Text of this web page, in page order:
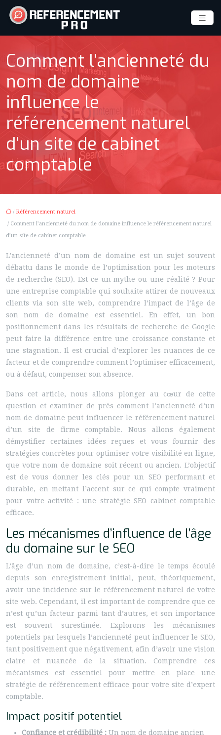
Comment l’ancienneté du
nom de domaine
influence le
référencement naturel
d’un site de cabinet
comptable
/ Référencement naturel
/ Comment l’ancienneté du nom de domaine influence le référencement naturel
d’un site de cabinet comptable
L’ancienneté d’un nom de domaine est un sujet souvent
débattu dans le monde de l’optimisation pour les moteurs
de recherche (SEO). Est-ce un mythe ou une réalité ? Pour
une entreprise comptable qui souhaite attirer de nouveaux
clients via son site web, comprendre l’impact de l’âge de
son nom de domaine est essentiel. En effet, un bon
positionnement dans les résultats de recherche de Google
peut faire la différence entre une croissance constante et
une stagnation. Il est crucial d’explorer les nuances de ce
facteur et de comprendre comment l’optimiser efficacement,
ou à défaut, compenser son absence.
Dans cet article, nous allons plonger au cœur de cette
question et examiner de près comment l’ancienneté d’un
nom de domaine peut influencer le référencement naturel
d’un site de firme comptable. Nous allons également
démystifier certaines idées reçues et vous fournir des
stratégies concrètes pour optimiser votre visibilité en ligne,
que votre nom de domaine soit récent ou ancien. L’objectif
est de vous donner les clés pour un SEO performant et
durable, en mettant l’accent sur ce qui compte vraiment
pour votre activité : une stratégie SEO cabinet comptable
efficace.
Les mécanismes d’influence de l’âge
du domaine sur le SEO
L’âge d’un nom de domaine, c’est-à-dire le temps écoulé
depuis son enregistrement initial, peut, théoriquement,
avoir une incidence sur le référencement naturel de votre
site web. Cependant, il est important de comprendre que ce
n’est qu’un facteur parmi tant d’autres, et son importance
est souvent surestimée. Explorons les mécanismes
potentiels par lesquels l’ancienneté peut influencer le SEO,
tant positivement que négativement, afin d’avoir une vision
claire et nuancée de la situation. Comprendre ces
mécanismes est essentiel pour mettre en place une
stratégie de référencement efficace pour votre site d’expert
comptable.
Impact positif potentiel
Confiance et crédibilité : Un nom de domaine ancien